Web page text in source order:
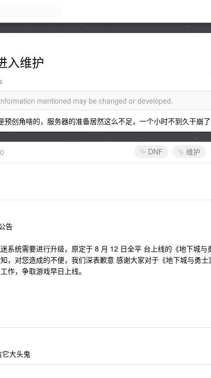
入维护
mentioned may be changed or developed.
创角啥的，服务器的准备居然这么不足，一个小时不到久干崩了
DNF 维护
告
系统需要进行升级，原定于 8 月 12 日全平 台上线的《地下城与
，对您造成的不便，我们深表歉意 感谢大家对于《地下城与勇士
作，争取游戏早日上线。
大头鬼